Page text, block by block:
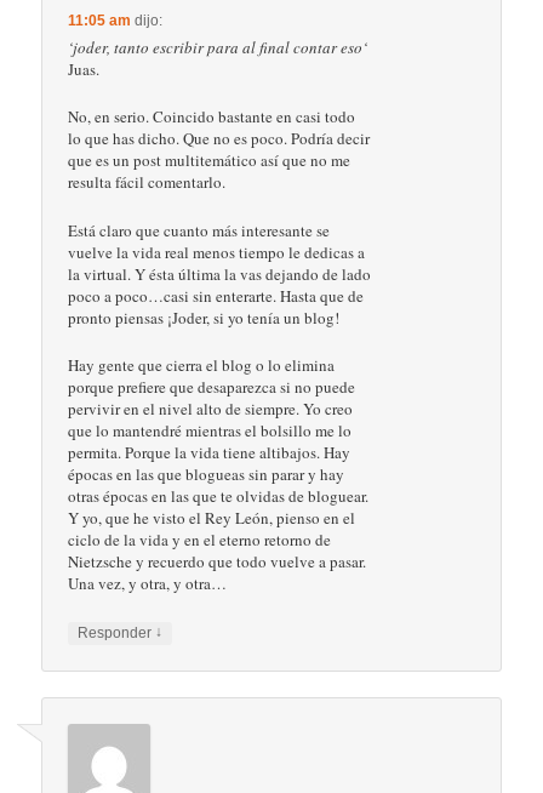
11:05 am dijo:
‘joder, tanto escribir para al final contar eso‘
Juas.
No, en serio. Coincido bastante en casi todo
lo que has dicho. Que no es poco. Podría decir
que es un post multitemático así que no me
resulta fácil comentarlo.
Está claro que cuanto más interesante se
vuelve la vida real menos tiempo le dedicas a
la virtual. Y ésta última la vas dejando de lado
poco a poco…casi sin enterarte. Hasta que de
pronto piensas ¡Joder, si yo tenía un blog!
Hay gente que cierra el blog o lo elimina
porque prefiere que desaparezca si no puede
pervivir en el nivel alto de siempre. Yo creo
que lo mantendré mientras el bolsillo me lo
permita. Porque la vida tiene altibajos. Hay
épocas en las que blogueas sin parar y hay
otras épocas en las que te olvidas de bloguear.
Y yo, que he visto el Rey León, pienso en el
ciclo de la vida y en el eterno retorno de
Nietzsche y recuerdo que todo vuelve a pasar.
Una vez, y otra, y otra…
Responder ↓